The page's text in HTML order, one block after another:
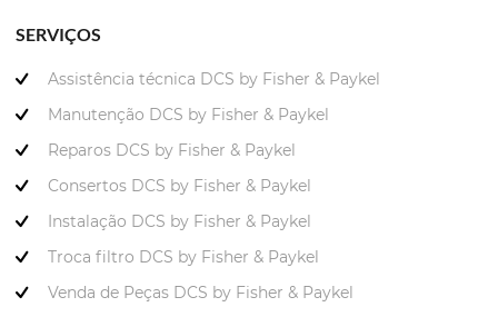
SERVIÇOS
Assistência técnica DCS by Fisher & Paykel
Manutenção DCS by Fisher & Paykel
Reparos DCS by Fisher & Paykel
Consertos DCS by Fisher & Paykel
Instalação DCS by Fisher & Paykel
Troca filtro DCS by Fisher & Paykel
Venda de Peças DCS by Fisher & Paykel